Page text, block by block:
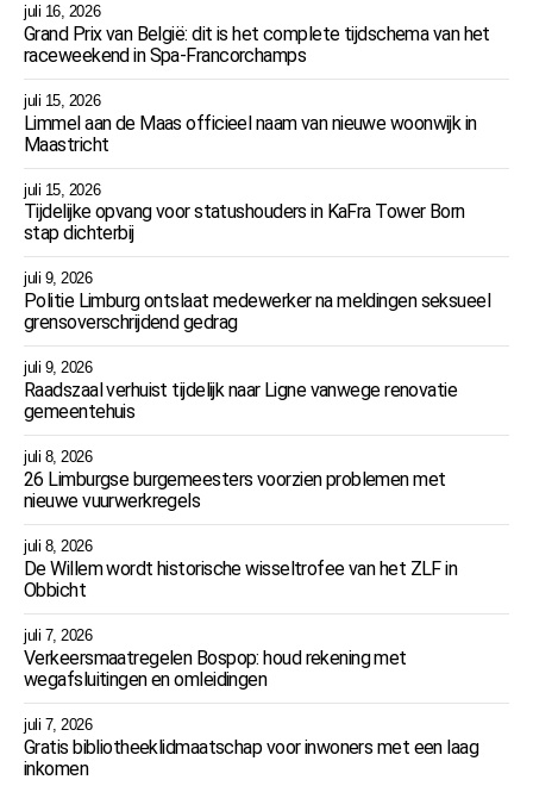
juli 16, 2026
Grand Prix van België: dit is het complete tijdschema van het
raceweekend in Spa-Francorchamps
juli 15, 2026
Limmel aan de Maas officieel naam van nieuwe woonwijk in
Maastricht
juli 15, 2026
Tijdelijke opvang voor statushouders in KaFra Tower Born
stap dichterbij
juli 9, 2026
Politie Limburg ontslaat medewerker na meldingen seksueel
grensoverschrijdend gedrag
juli 9, 2026
Raadszaal verhuist tijdelijk naar Ligne vanwege renovatie
gemeentehuis
juli 8, 2026
26 Limburgse burgemeesters voorzien problemen met
nieuwe vuurwerkregels
juli 8, 2026
De Willem wordt historische wisseltrofee van het ZLF in
Obbicht
juli 7, 2026
Verkeersmaatregelen Bospop: houd rekening met
wegafsluitingen en omleidingen
juli 7, 2026
Gratis bibliotheeklidmaatschap voor inwoners met een laag
inkomen